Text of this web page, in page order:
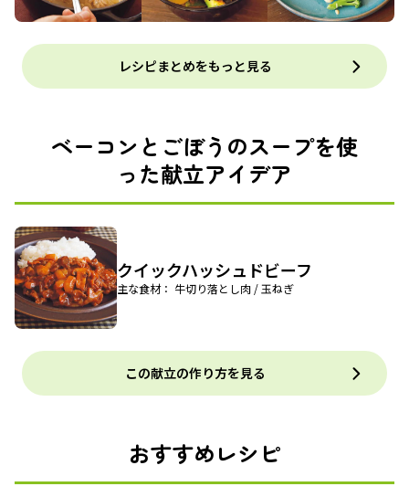
レシピまとめをもっと見る
ベーコンとごぼうのスープを使
った献立アイデア
クイックハッシュドビーフ
主な食材： 牛切り落とし肉 / 玉ねぎ
この献立の作り方を見る
おすすめレシピ